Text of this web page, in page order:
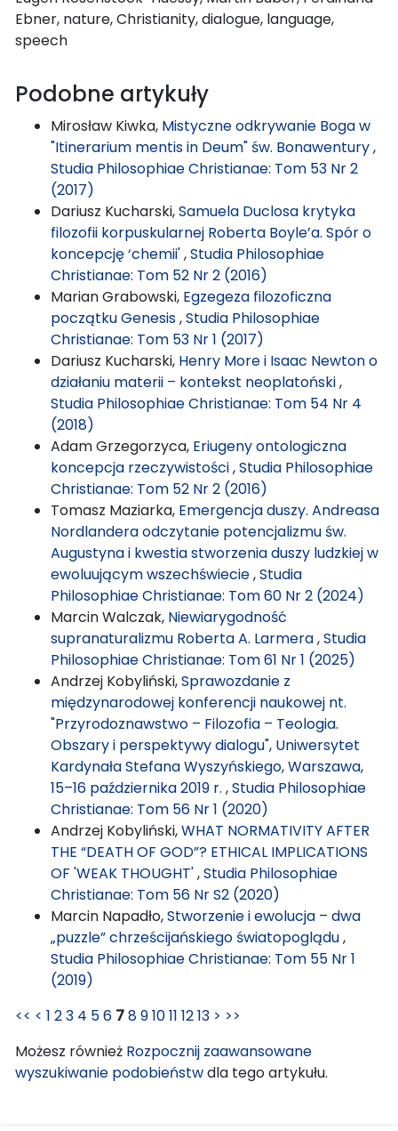
Ebner, nature, Christianity, dialogue, language,
speech
Podobne artykuły
Mirosław Kiwka, Mistyczne odkrywanie Boga w
"Itinerarium mentis in Deum" św. Bonawentury,
Studia Philosophiae Christianae: Tom 53 Nr 2
(2017)
Dariusz Kucharski,Samuela Duclosa krytyka
filozofii korpuskularnej Roberta Boyle’a. Spór o
koncepcję ‘chemii',Studia Philosophiae
Christianae: Tom 52 Nr 2 (2016)
Marian Grabowski, Egzegeza filozoficzna
początku Genesis,Studia Philosophiae
Christianae: Tom 53 Nr 1 (2017)
Dariusz Kucharski, Henry More i Isaac Newton o
działaniu materii – kontekst neoplatoński,
Studia Philosophiae Christianae: Tom 54 Nr 4
(2018)
Adam Grzegorzyca, Eriugeny ontologiczna
koncepcja rzeczywistości,Studia Philosophiae
Christianae: Tom 52 Nr 2 (2016)
Tomasz Maziarka, Emergencja duszy. Andreasa
Nordlandera odczytanie potencjalizmu św.
Augustyna i kwestia stworzenia duszy ludzkiej w
ewoluującym wszechświecie,Studia
Philosophiae Christianae: Tom 60 Nr 2 (2024)
Marcin Walczak, Niewiarygodność
supranaturalizmu Roberta A. Larmera,Studia
Philosophiae Christianae: Tom 61 Nr 1 (2025)
Andrzej Kobyliński,Sprawozdanie z
międzynarodowej konferencji naukowej nt.
"Przyrodoznawstwo – Filozofia – Teologia.
Obszary i perspektywy dialogu", Uniwersytet
Kardynała Stefana Wyszyńskiego, Warszawa,
15–16 października 2019 r. ,Studia Philosophiae
Christianae: Tom 56 Nr 1 (2020)
Andrzej Kobyliński,WHAT NORMATIVITY AFTER
THE “DEATH OF GOD”? ETHICAL IMPLICATIONS
OF 'WEAK THOUGHT',Studia Philosophiae
Christianae: Tom 56 Nr S2 (2020)
Marcin Napadło,Stworzenie i ewolucja – dwa
„puzzle” chrześcijańskiego światopoglądu,
Studia Philosophiae Christianae: Tom 55 Nr 1
(2019)
<< < 1 23 4 56 7891011 1213 > >>
Możesz również Rozpocznij zaawansowane
wyszukiwanie podobieństwdla tego artykułu.